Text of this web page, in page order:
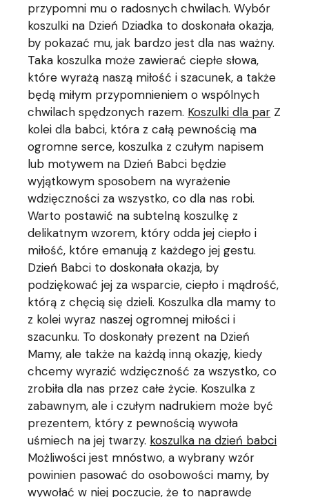
przypomni mu o radosnych chwilach. Wybór
koszulki na Dzień Dziadka to doskonała okazja,
by pokazać mu, jak bardzo jest dla nas ważny.
Taka koszulka może zawierać ciepłe słowa,
które wyrażą naszą miłość i szacunek, a także
będą miłym przypomnieniem o wspólnych
chwilach spędzonych razem. Koszulki dla par Z
kolei dla babci, która z całą pewnością ma
ogromne serce, koszulka z czułym napisem
lub motywem na Dzień Babci będzie
wyjątkowym sposobem na wyrażenie
wdzięczności za wszystko, co dla nas robi.
Warto postawić na subtelną koszulkę z
delikatnym wzorem, który odda jej ciepło i
miłość, które emanują z każdego jej gestu.
Dzień Babci to doskonała okazja, by
podziękować jej za wsparcie, ciepło i mądrość,
którą z chęcią się dzieli. Koszulka dla mamy to
z kolei wyraz naszej ogromnej miłości i
szacunku. To doskonały prezent na Dzień
Mamy, ale także na każdą inną okazję, kiedy
chcemy wyrazić wdzięczność za wszystko, co
zrobiła dla nas przez całe życie. Koszulka z
zabawnym, ale i czułym nadrukiem może być
prezentem, który z pewnością wywoła
uśmiech na jej twarzy. koszulka na dzień babci
Możliwości jest mnóstwo, a wybrany wzór
powinien pasować do osobowości mamy, by
wywołać w niej poczucie, że to naprawdę